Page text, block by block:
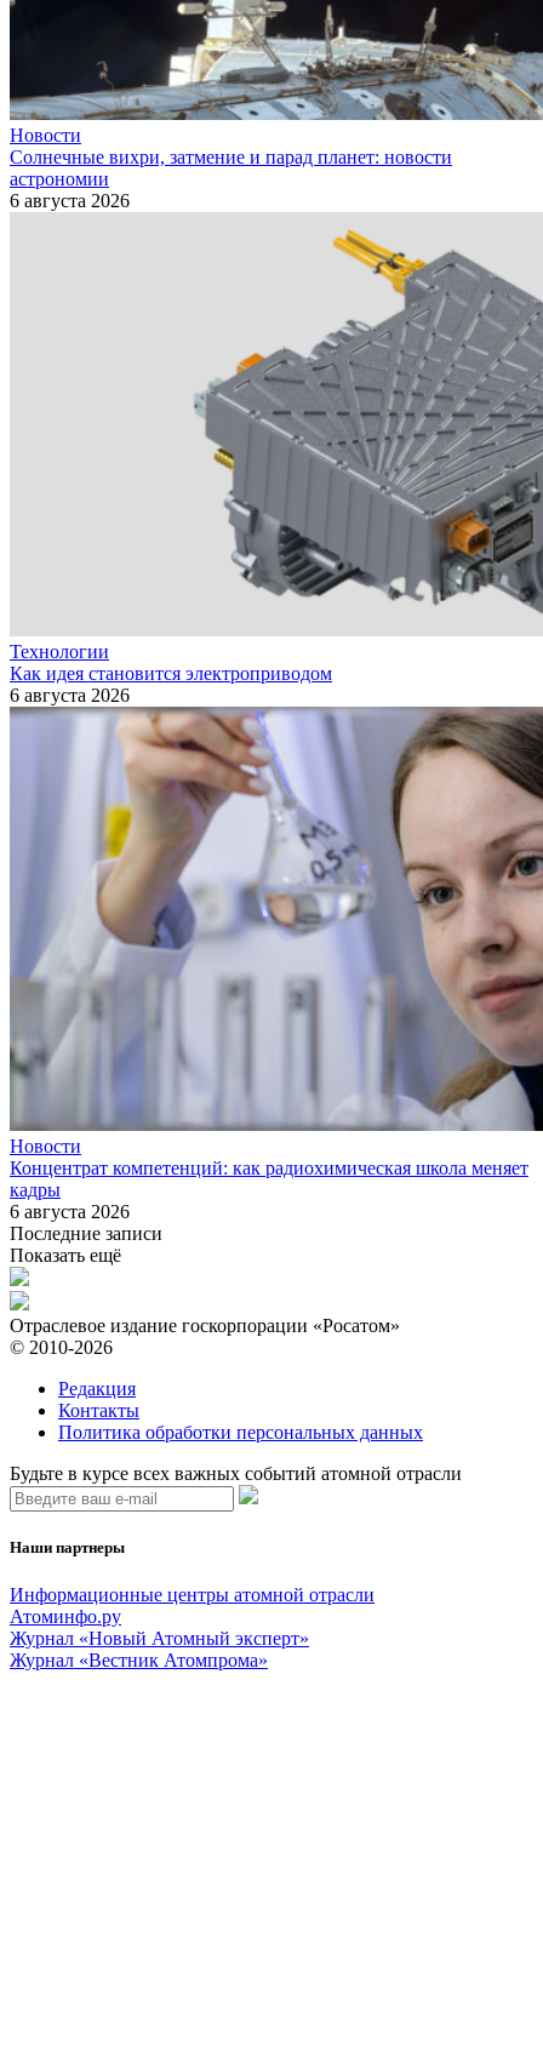
Новости
Солнечные вихри, затмение и парад планет: новости
астрономии
6 августа 2026
Технологии
Как идея становится электроприводом
6 августа 2026
Новости
Концентрат компетенций: как радиохимическая школа меняет
кадры
6 августа 2026
Последние записи
Показать ещё
Отраслевое издание госкорпорации «Росатом»
© 2010-2026
Редакция
Контакты
Политика обработки персональных данных
Будьте в курсе всех важных событий атомной отрасли
Наши партнеры
Информационные центры атомной отрасли
Атоминфо.ру
Журнал «Новый Атомный эксперт»
Журнал «Вестник Атомпрома»